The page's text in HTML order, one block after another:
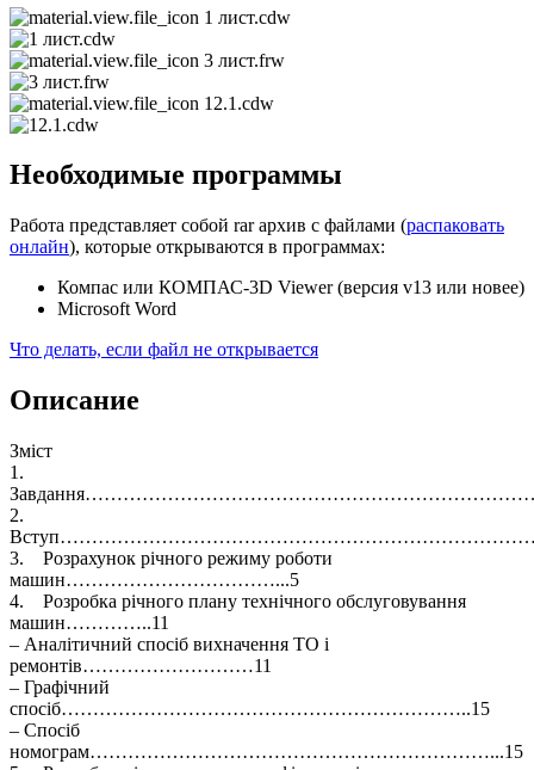
1 лист.cdw
3 лист.frw
12.1.cdw
Необходимые программы
Работа представляет собой rar архив с файлами (распаковать
онлайн), которые открываются в программах:
Компас или КОМПАС-3D Viewer (версия v13 или новее)
Microsoft Word
Что делать, если файл не открывается
Описание
Зміст
1.
2.
3. Розрахунок річного режиму роботи
машин……………………………...5
4. Розробка річного плану технічного обслуговування
машин…………..11
– Аналітичний спосіб вихначення ТО і
ремонтів………………………11
– Графічний
спосіб………………………………………………………..15
– Спосіб
номограм………………………………………………………...15